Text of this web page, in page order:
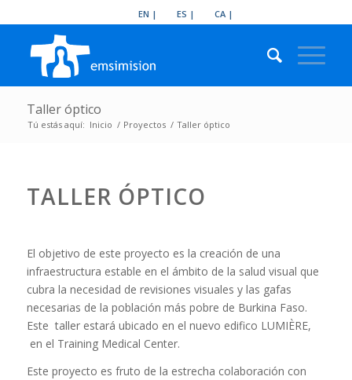
EN ES CA
Taller óptico
Tú estás aquí: Inicio / Proyectos / Taller óptico
TALLER ÓPTICO
El objetivo de este proyecto es la creación de una
infraestructura estable en el ámbito de la salud visual que
cubra la necesidad de revisiones visuales y las gafas
necesarias de la población más pobre de Burkina Faso.
Este taller estará ubicado en el nuevo edifico LUMIÈRE,
en el Training Medical Center.
Este proyecto es fruto de la estrecha colaboración con